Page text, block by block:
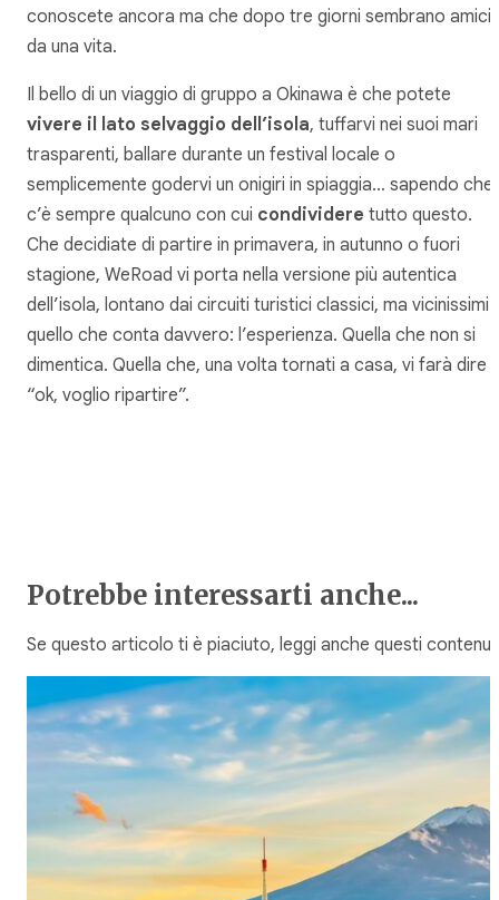
conoscete ancora ma che dopo tre giorni sembrano amici
da una vita.
Il bello di un viaggio di gruppo a Okinawa è che potete
vivere il lato selvaggio dell’isola, tuffarvi nei suoi mari
trasparenti, ballare durante un festival locale o
semplicemente godervi un onigiri in spiaggia… sapendo che
c’è sempre qualcuno con cui condividere tutto questo.
Che decidiate di partire in primavera, in autunno o fuori
stagione, WeRoad vi porta nella versione più autentica
dell’isola, lontano dai circuiti turistici classici, ma vicinissimi
quello che conta davvero: l’esperienza. Quella che non si
dimentica. Quella che, una volta tornati a casa, vi farà dire
“ok, voglio ripartire”.
Potrebbe interessarti anche...
Se questo articolo ti è piaciuto, leggi anche questi